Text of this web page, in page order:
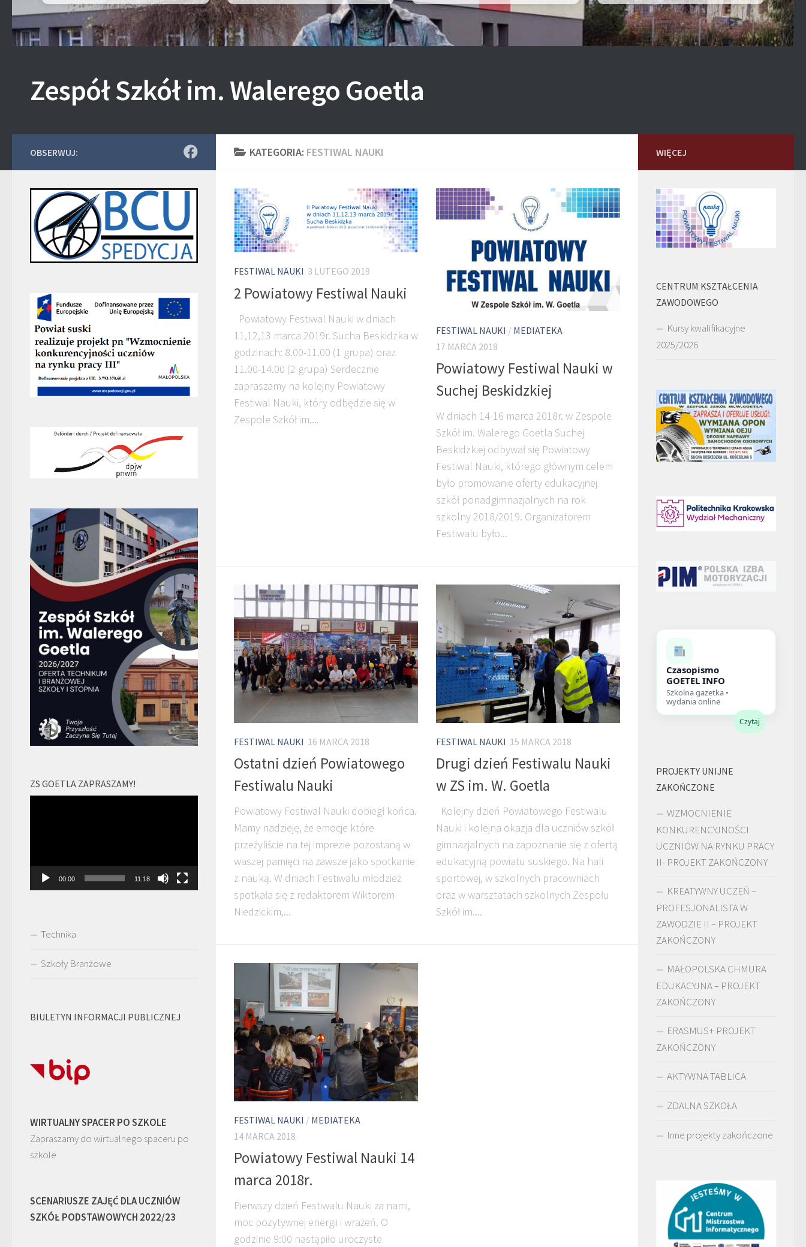
Zespół Szkół im. Walerego Goetla
KATEGORIA: FESTIWAL NAUKI
FESTIWAL NAUKI 3 LUTEGO 2019
2 Powiatowy Festiwal Nauki
Powiatowy Festiwal Nauki w dniach
11,12,13 marca 2019r. Sucha Beskidzka w
godzinach: 8.00-11.00 (1 grupa) oraz
11.00-14.00 (2 grupa) Serdecznie
zapraszamy na kolejny Powiatowy
Festiwal Nauki, który odbędzie się w
Zespole Szkół im....
FESTIWAL NAUKI / MEDIATEKA
17 MARCA 2018
Powiatowy Festiwal Nauki w
Suchej Beskidzkiej
W dniach 14-16 marca 2018r. w Zespole
Szkół im. Walerego Goetla Suchej
Beskidzkiej odbywał się Powiatowy
Festiwal Nauki, którego głównym celem
było promowanie oferty edukacyjnej
szkół ponadgimnazjalnych na rok
szkolny 2018/2019. Organizatorem
Festiwalu było...
FESTIWAL NAUKI 16 MARCA 2018
Ostatni dzień Powiatowego
Festiwalu Nauki
Powiatowy Festiwal Nauki dobiegł końca.
Mamy nadzieję, że emocje które
przeżyliście na tej imprezie pozostaną w
waszej pamięci na zawsze jako spotkanie
z nauką. W dniach Festiwalu młodzież
spotkała się z redaktorem Wiktorem
Niedzickim,...
FESTIWAL NAUKI 15 MARCA 2018
Drugi dzień Festiwalu Nauki
w ZS im. W. Goetla
Kolejny dzień Powiatowego Festiwalu
Nauki i kolejna okazja dla uczniów szkół
gimnazjalnych na zapoznanie się z ofertą
edukacyjną powiatu suskiego. Na hali
sportowej, w szkolnych pracowniach
oraz w warsztatach szkolnych Zespołu
Szkół im....
FESTIWAL NAUKI / MEDIATEKA
14 MARCA 2018
Powiatowy Festiwal Nauki 14
marca 2018r.
Pierwszy dzień Festiwalu Nauki za nami,
moc pozytywnej energii i wrażeń. O
godzinie 9:00 nastąpiło uroczyste
OBSERWUJ:
ZS GOETLA ZAPRASZAMY!
00:00 11:18
Technika
Szkoły Branżowe
BIULETYN INFORMACJI PUBLICZNEJ
WIRTUALNY SPACER PO SZKOLE
Zapraszamy do wirtualnego spaceru po
szkole
SCENARIUSZE ZAJĘĆ DLA UCZNIÓW
SZKÓŁ PODSTAWOWYCH 2022/23
WIĘCEJ
CENTRUM KSZTAŁCENIA
ZAWODOWEGO
Kursy kwalifikacyjne
2025/2026
Czasopismo
GOETEL INFO
Szkolna gazetka •
wydania online
Czytaj
PROJEKTY UNIJNE
ZAKOŃCZONE
WZMOCNIENIE
KONKURENCYJNOŚCI
UCZNIÓW NA RYNKU PRACY
II- PROJEKT ZAKOŃCZONY
KREATYWNY UCZEŃ –
PROFESJONALISTA W
ZAWODZIE II – PROJEKT
ZAKOŃCZONY
MAŁOPOLSKA CHMURA
EDUKACYJNA – PROJEKT
ZAKOŃCZONY
ERASMUS+ PROJEKT
ZAKOŃCZONY
AKTYWNA TABLICA
ZDALNA SZKOŁA
Inne projekty zakończone